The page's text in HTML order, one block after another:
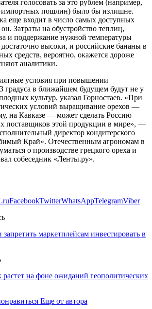
голосовать за это рублем (например,
пошлин) было бы излишне.
еще входит в число самых доступных
Затраты на обустройство теплиц,
и поддержание нужной температуры
высоки, и российские бананы в
средств, вероятно, окажется дороже
аналитики.
условия при повышении
градуса в ближайшем будущем будут не у
культур, указал Горностаев. «При
условий выращивание орехов —
на Кавказе — может сделать Россию
поставщиков этой продукции в мире», —
директор кондитерского
Край». Отечественным агрономам в
о производстве грецкого ореха и
собеседник «Ленты.ру».
FacebookTwitterWhatsAppTelegramViber
маркетплейсам инвестировать в
на фоне ожиданий геополитических
Еще от автора